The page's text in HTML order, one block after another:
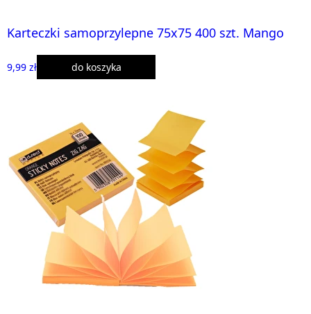
Karteczki samoprzylepne 75x75 400 szt. Mango
9,99 zł do koszyka